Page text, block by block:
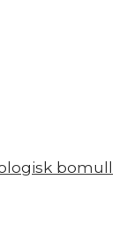
bomull